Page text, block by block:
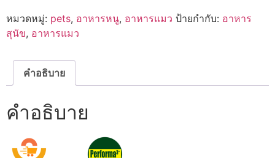
อาหาร
สุนัข
และ
แมว
เกรด
ซุปเปอร์​
พรี
ยม
1.5kg.
หมวดหมู่: pets, อาหารหนู, อาหารแมว ป้ายกำกับ: อาหาร
สุนัข, อาหารแมว
คำอธิบาย
คำอธิบาย